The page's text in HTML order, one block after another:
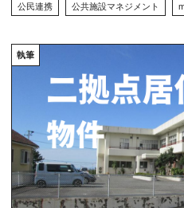
公民連携 公共施設マネジメント
執筆